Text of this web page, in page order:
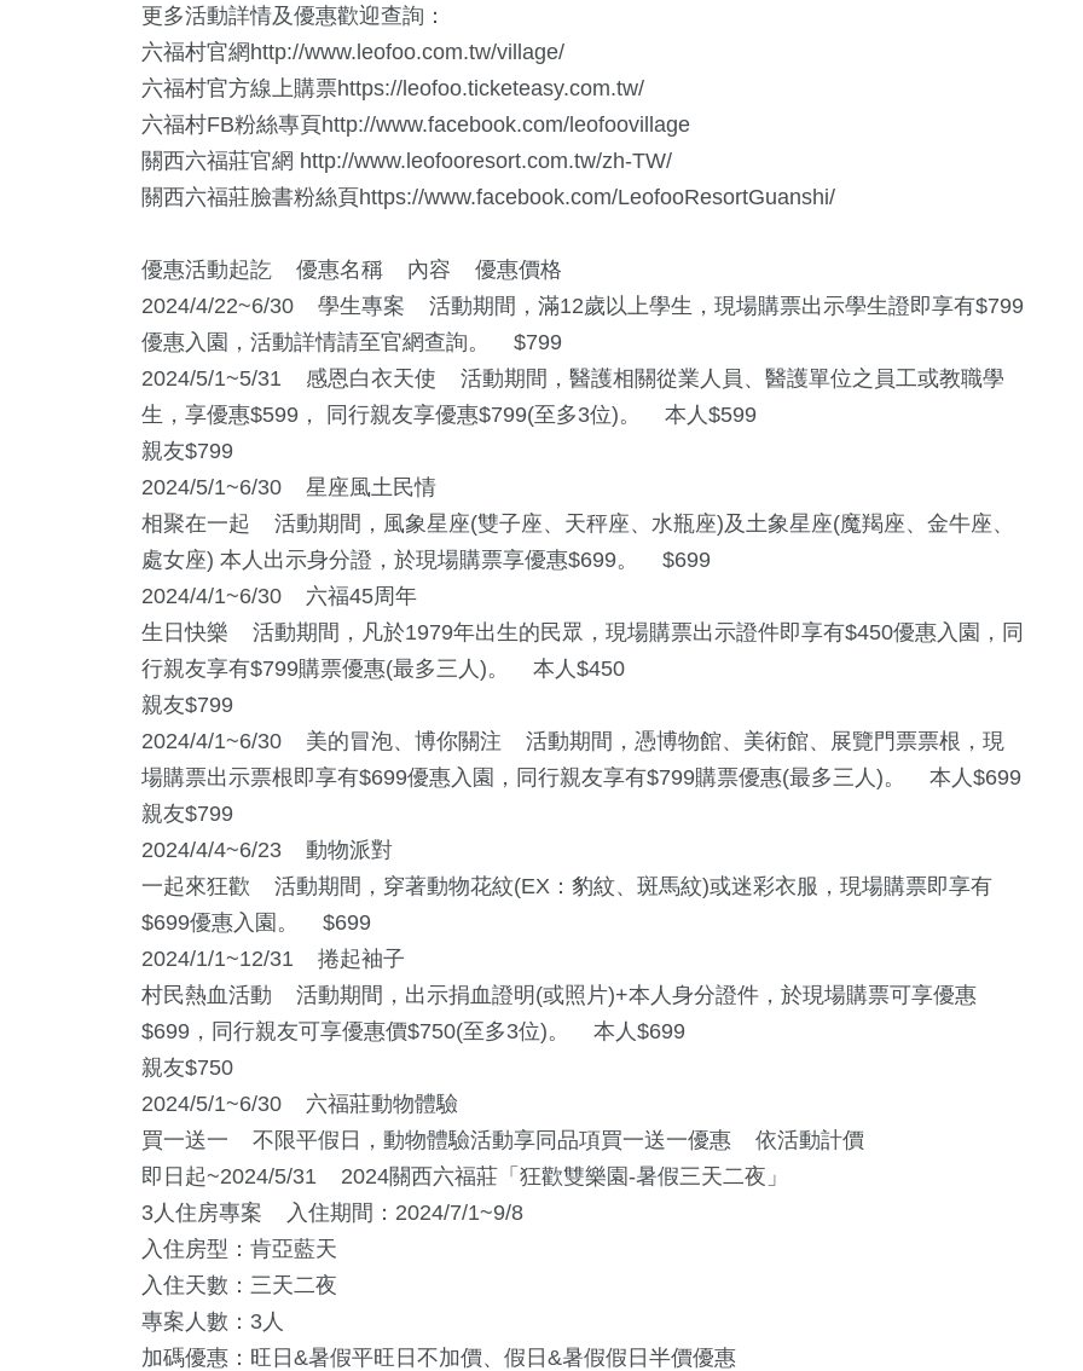
更多活動詳情及優惠歡迎查詢：
六福村官網http://www.leofoo.com.tw/village/
六福村官方線上購票https://leofoo.ticketeasy.com.tw/
六福村FB粉絲專頁http://www.facebook.com/leofoovillage
關西六福莊官網 http://www.leofooresort.com.tw/zh-TW/
關西六福莊臉書粉絲頁https://www.facebook.com/LeofooResortGuanshi/
優惠活動起訖 優惠名稱 內容 優惠價格
2024/4/22~6/30 學生專案 活動期間，滿12歲以上學生，現場購票出示學生證即享有$799
優惠入園，活動詳情請至官網查詢。 $799
2024/5/1~5/31 感恩白衣天使 活動期間，醫護相關從業人員、醫護單位之員工或教職學
生，享優惠$599， 同行親友享優惠$799(至多3位)。 本人$599
親友$799
2024/5/1~6/30 星座風土民情
相聚在一起 活動期間，風象星座(雙子座、天秤座、水瓶座)及土象星座(魔羯座、金牛座、
處女座) 本人出示身分證，於現場購票享優惠$699。 $699
2024/4/1~6/30 六福45周年
生日快樂 活動期間，凡於1979年出生的民眾，現場購票出示證件即享有$450優惠入園，同
行親友享有$799購票優惠(最多三人)。 本人$450
親友$799
2024/4/1~6/30 美的冒泡、博你關注 活動期間，憑博物館、美術館、展覽門票票根，現
場購票出示票根即享有$699優惠入園，同行親友享有$799購票優惠(最多三人)。 本人$699
親友$799
2024/4/4~6/23 動物派對
一起來狂歡 活動期間，穿著動物花紋(EX：豹紋、斑馬紋)或迷彩衣服，現場購票即享有
$699優惠入園。 $699
2024/1/1~12/31 捲起袖子
村民熱血活動 活動期間，出示捐血證明(或照片)+本人身分證件，於現場購票可享優惠
$699，同行親友可享優惠價$750(至多3位)。 本人$699
親友$750
2024/5/1~6/30 六福莊動物體驗
買一送一 不限平假日，動物體驗活動享同品項買一送一優惠 依活動計價
即日起~2024/5/31 2024關西六福莊「狂歡雙樂園-暑假三天二夜」
3人住房專案 入住期間：2024/7/1~9/8
入住房型：肯亞藍天
入住天數：三天二夜
專案人數：3人
加碼優惠：旺日&暑假平旺日不加價、假日&暑假假日半價優惠